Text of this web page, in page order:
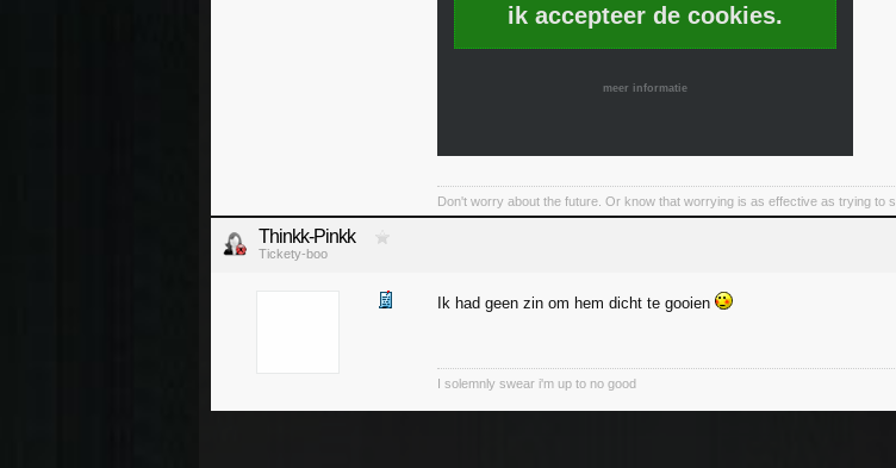
ik accepteer de cookies.
meer informatie
Don't worry about the future. Or know that worrying is as effective as trying to
Thinkk-Pinkk
Tickety-boo
Ik had geen zin om hem dicht te gooien
I solemnly swear i'm up to no good